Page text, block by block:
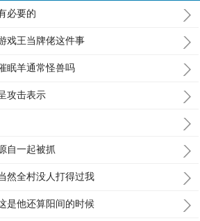
必要的
戏王当牌佬这件事
眠羊通常怪兽吗
攻击表示
自一起被抓
然全村没人打得过我
是他还算阳间的时候